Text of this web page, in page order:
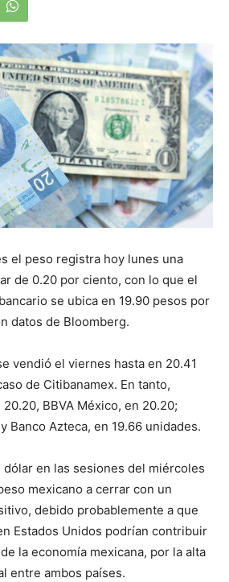
el peso registra hoy lunes una
de 0.20 por ciento, con lo que el
se ubica en 19.90 pesos por
datos de Bloomberg.
vendió el viernes hasta en 20.41
de Citibanamex. En tanto,
BBVA México, en 20.20;
Banco Azteca, en 19.66 unidades.
en las sesiones del miércoles
mexicano a cerrar con un
debido probablemente a que
Estados Unidos podrían contribuir
la economía mexicana, por la alta
entre ambos países.